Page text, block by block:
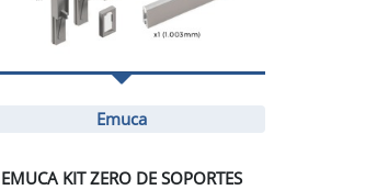
Emuca
EMUCA KIT ZERO DE SOPORTES